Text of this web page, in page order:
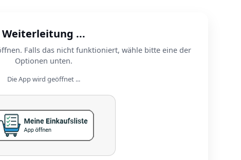
Weiterleitung ...
Falls das nicht funktioniert, wähle bitte eine der
Optionen unten.
Die App wird geöffnet ...